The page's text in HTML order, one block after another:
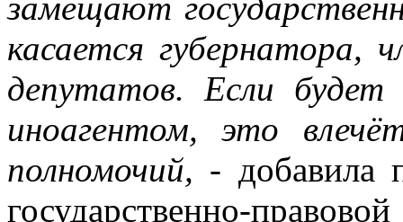
касается губернатора,
депутатов. Если будет
иноагентом, это
полномочий, - добавила
государственно-